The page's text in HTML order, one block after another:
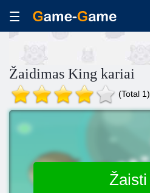
Žaidimas King kariai
(Total 1)
Žaisti